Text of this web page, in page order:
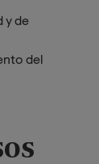
y de
del